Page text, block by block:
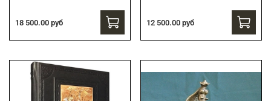
18 500.00 руб 12 500.00 руб